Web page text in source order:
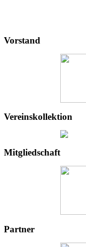
Vorstand
Vereinskollektion
Mitgliedschaft
Partner